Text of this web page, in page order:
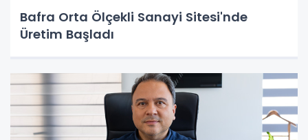
Bafra Orta Ölçekli Sanayi Sitesi'nde
Üretim Başladı